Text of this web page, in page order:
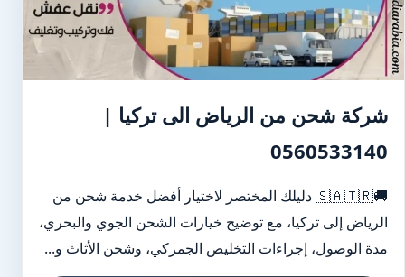
شركة شحن من الرياض الى تركيا |
0560533140
🚚🇸🇦🇹🇷 دليلك المختصر لاختيار أفضل خدمة شحن من
الرياض إلى تركيا، مع توضيح خيارات الشحن الجوي والبحري،
مدة الوصول، إجراءات التخليص الجمركي، وشحن الأثاث و...